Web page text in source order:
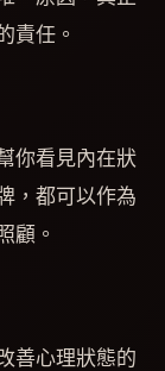
責任。
你看見內在狀
，都可以作為
顧。
善心理狀態的